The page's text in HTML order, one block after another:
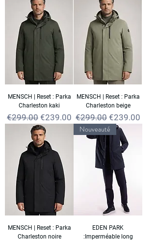
MENSCH | Reset : Parka
Charleston kaki
Regular Price
€299.00 Sale Price
€239.00
MENSCH | Reset : Parka
Charleston beige
Regular Price
€299.00 Sale Price
€239.00
MENSCH | Reset : Parka
Charleston noire
Nouveauté
EDEN PARK
:Imperméable long